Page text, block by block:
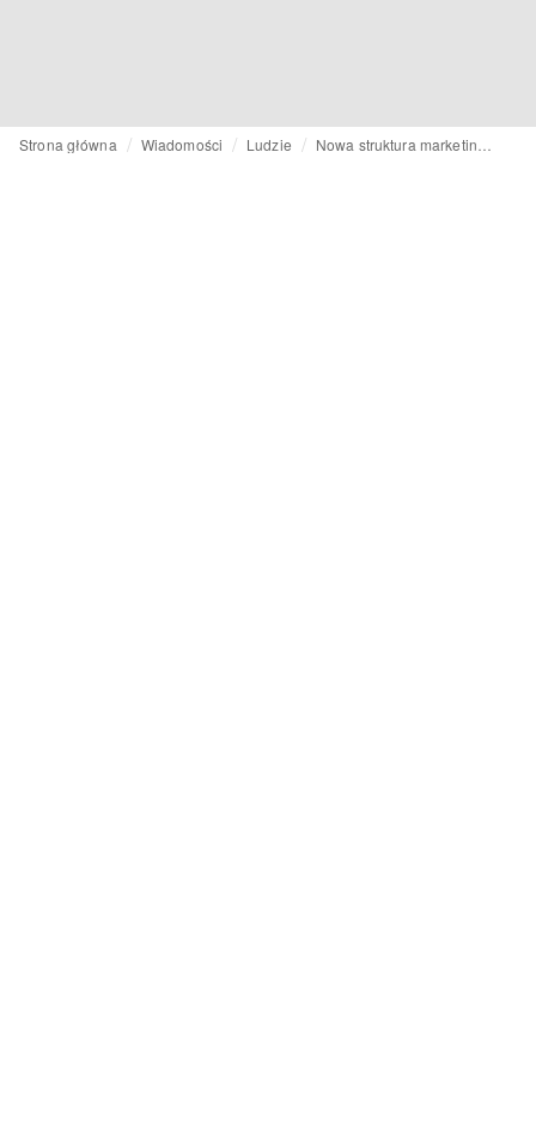
Strona główna Wiadomości Ludzie